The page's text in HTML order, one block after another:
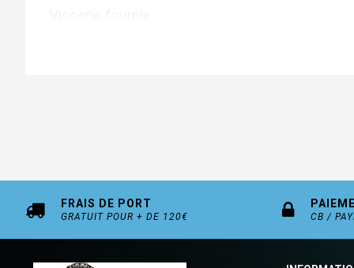
Visserie fournie
FRAIS DE PORT
GRATUIT POUR + DE 120€ CB /